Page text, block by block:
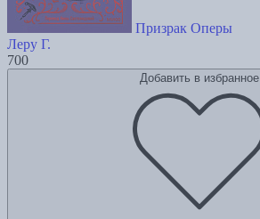
Призрак Оперы
Леру Г.
700
Добавить в избранное